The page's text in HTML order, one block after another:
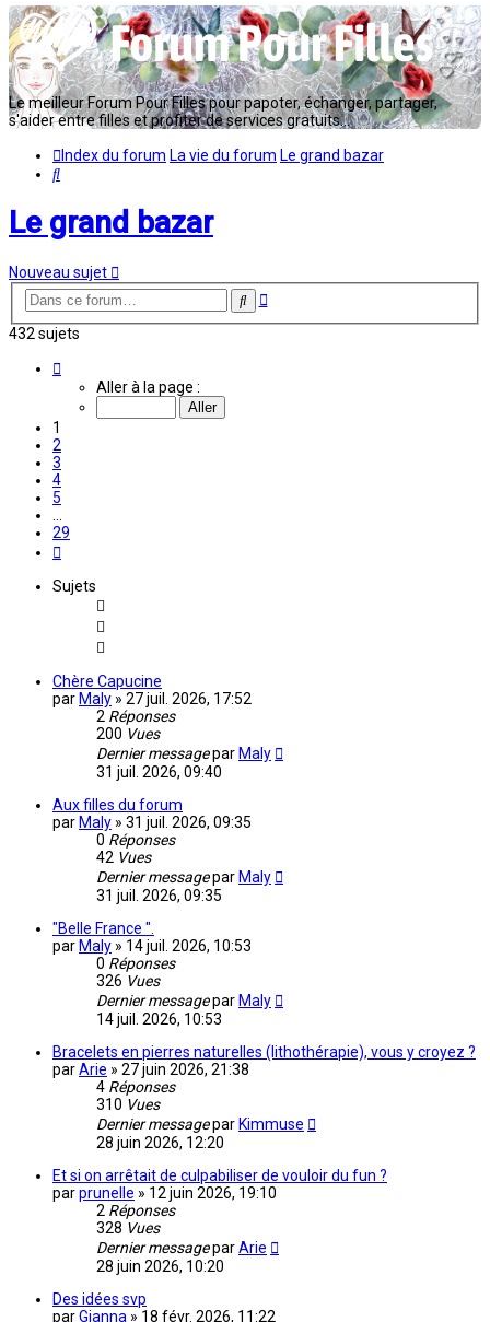
Le meilleur Forum Pour Filles pour papoter, échanger, partager,
s'aider entre filles et profiter de services gratuits...
Index du forum La vie du forum Le grand bazar
Rechercher
Le grand bazar
Nouveau sujet
Rechercher
Recherche
432 sujets
Aller à la page :
1
2
3
4
5
29
Sujets
Chère Capucine
par Maly » 27 juil. 2026, 17:52
2 Réponses
200 Vues
Dernier messagepar Maly
31 juil. 2026, 09:40
Aux filles du forum
par Maly » 31 juil. 2026, 09:35
0 Réponses
42 Vues
Dernier messagepar Maly
31 juil. 2026, 09:35
"Belle France ".
par Maly » 14 juil. 2026, 10:53
0 Réponses
326 Vues
Dernier messagepar Maly
14 juil. 2026, 10:53
Bracelets en pierres naturelles (lithothérapie), vous y croyez ?
parArie » 27 juin 2026, 21:38
4 Réponses
310 Vues
Dernier messagepar Kimmuse
28 juin 2026, 12:20
Et si on arrêtait de culpabiliser de vouloir du fun ?
parprunelle » 12 juin 2026, 19:10
2 Réponses
328 Vues
Dernier messageparArie
28 juin 2026, 10:20
Des idées svp
parGianna » 18 févr. 2026, 11:22